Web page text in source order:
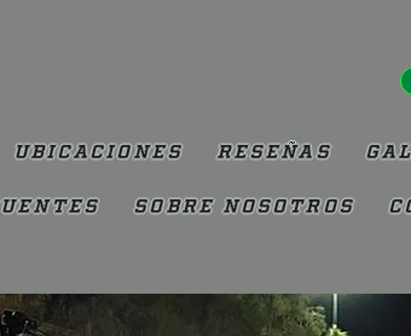
Ubicaciones Reseñas
Sobre Nosotros